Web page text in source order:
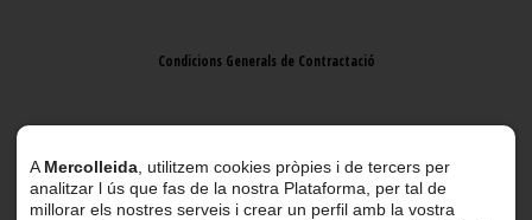
Condicions Generals de Contractació
A Mercolleida , utilitzem cookies pròpies i de tercers per
analitzar l ús que fas de la nostra Plataforma, per tal de
millorar els nostres serveis i crear un perfil amb la vostra